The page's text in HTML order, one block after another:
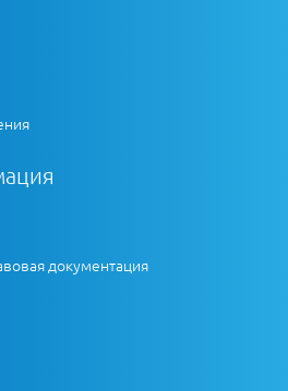
документация